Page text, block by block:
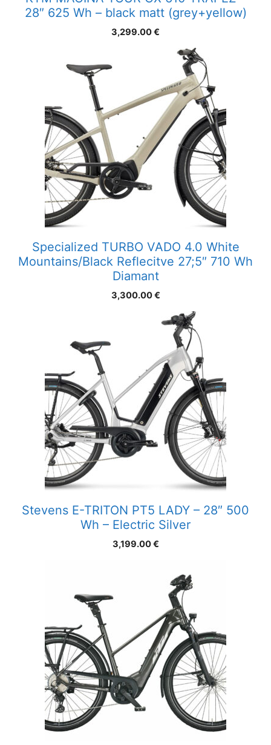
28″ 625 Wh – black matt (grey+yellow)
3,299.00€
Specialized TURBO VADO 4.0 White
Mountains/Black Reflecitve 27;5″ 710 Wh
Diamant
3,300.00€
Stevens E-TRITON PT5 LADY – 28″ 500
Wh – Electric Silver
3,199.00€